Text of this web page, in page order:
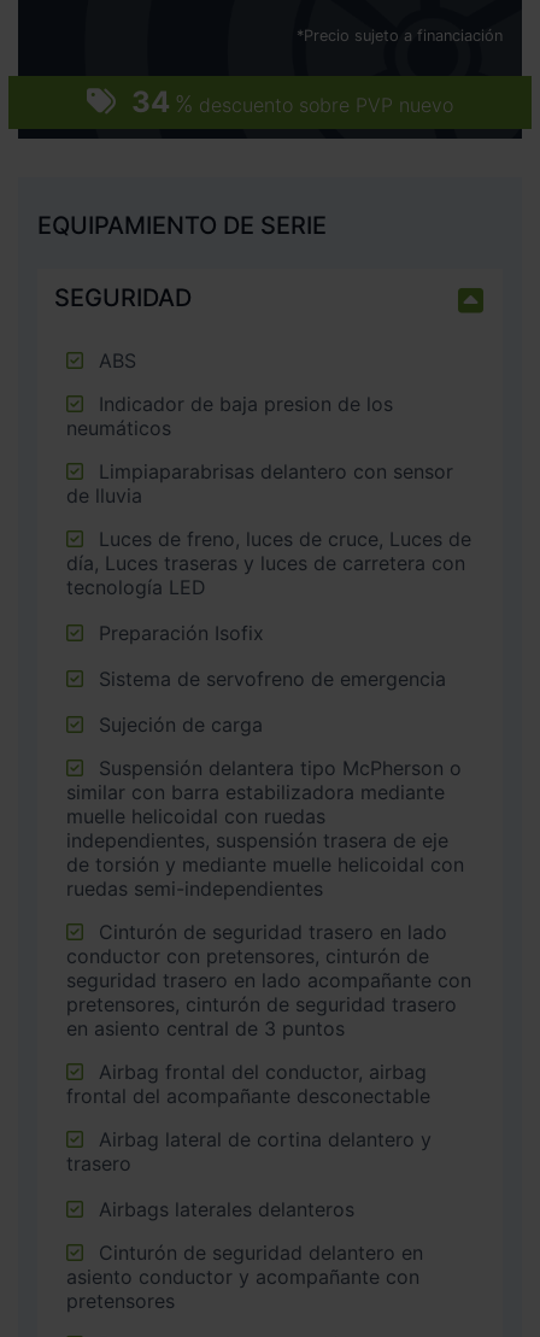
34 % descuento sobre PVP nuevo
*Precio sujeto a financiación
EQUIPAMIENTO DE SERIE
SEGURIDAD
ABS
neumáticos
de lluvia
día, Luces traseras y luces de carretera con
tecnología LED
Preparación Isofix
Sistema de servofreno de emergencia
Sujeción de carga
similar con barra estabilizadora mediante
muelle helicoidal con ruedas
independientes, suspensión trasera de eje
de torsión y mediante muelle helicoidal con
ruedas semi-independientes
conductor con pretensores, cinturón de
seguridad trasero en lado acompañante con
pretensores, cinturón de seguridad trasero
en asiento central de 3 puntos
frontal del acompañante desconectable
trasero
Airbags laterales delanteros
asiento conductor y acompañante con
pretensores